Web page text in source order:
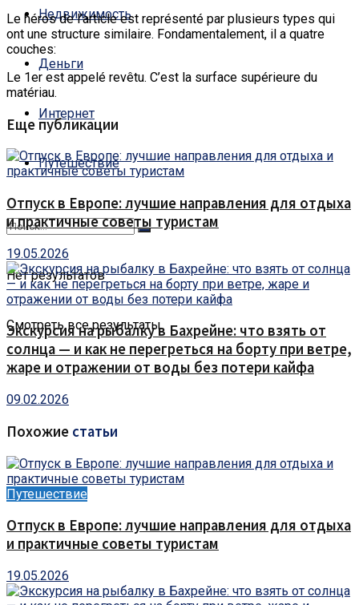
Недвижимость
Деньги
Интернет
Путешествие
Нет результатов
Смотреть все результаты
Le héros de l’article est représenté par plusieurs types qui
ont une structure similaire. Fondamentalement, il a quatre
couches:
Le 1er est appelé revêtu. C’est la surface supérieure du
matériau.
Еще публикации
Отпуск в Европе: лучшие направления для отдыха
и практичные советы туристам
19.05.2026
Экскурсия на рыбалку в Бахрейне: что взять от
солнца — и как не перегреться на борту при ветре,
жаре и отражении от воды без потери кайфа
09.02.2026
Похожие статьи
Путешествие
Отпуск в Европе: лучшие направления для отдыха
и практичные советы туристам
19.05.2026